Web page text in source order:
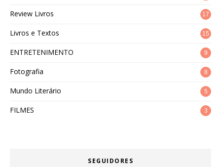
Review Livros 17
Livros e Textos 15
ENTRETENIMENTO 9
Fotografia 8
Mundo Literário 5
FILMES 3
SEGUIDORES